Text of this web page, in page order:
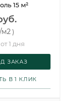
15 м²
/м2 )
1 дня
ЗАКАЗ
В 1 КЛИК